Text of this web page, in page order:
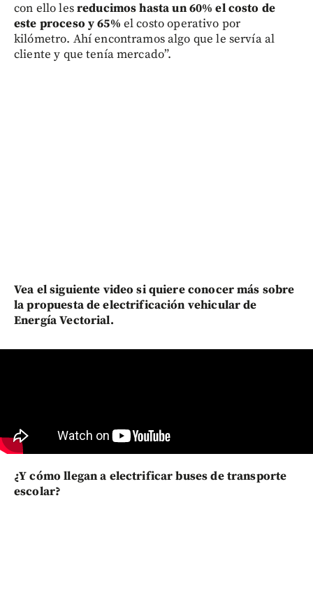
con ello lesreducimos hasta un 60% el costo de
este proceso y 65% el costo operativo por
kilómetro. Ahí encontramos algo que le servía al
cliente y que tenía mercado”.
Vea el siguiente video si quiere conocer más sobre
la propuesta de electrificación vehicular de
Energía Vectorial.
¿Y cómo llegan a electrificar buses de transporte
escolar?